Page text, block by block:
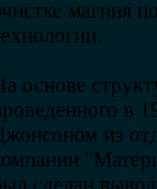
магния
основе
в
из
сделан